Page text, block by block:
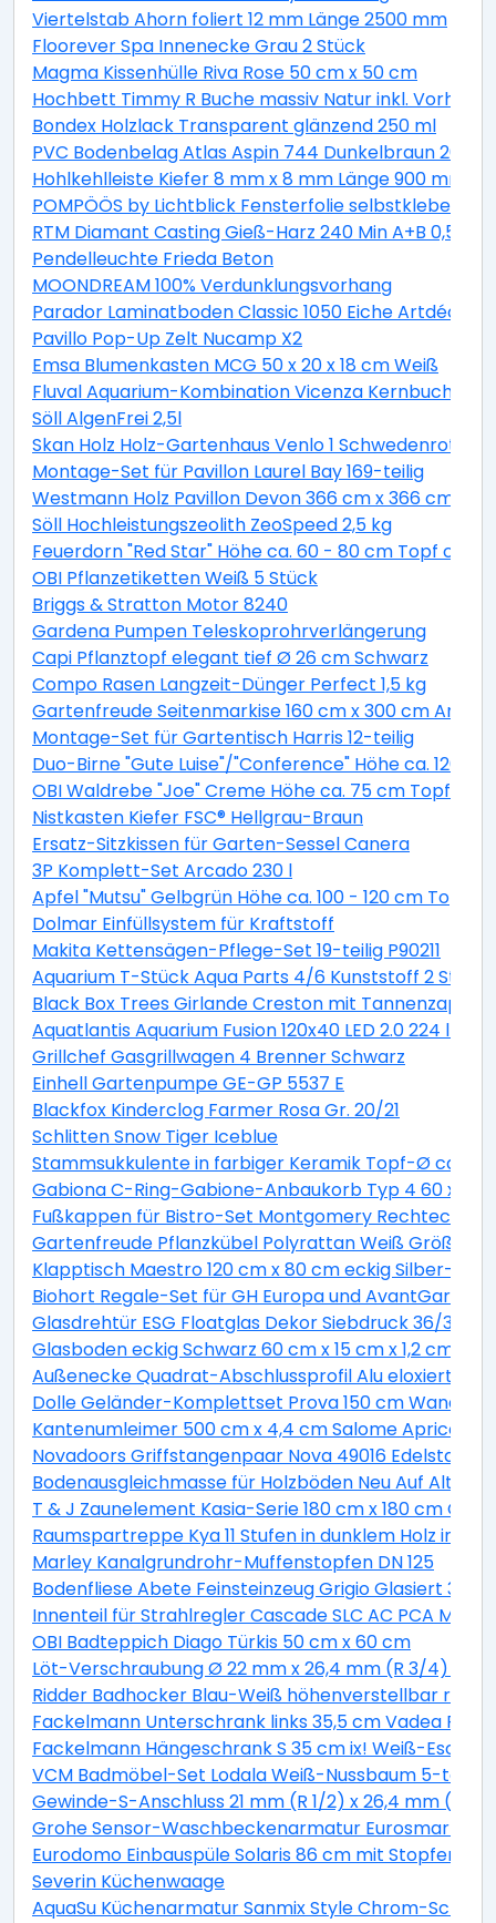
Viertelstab Ahorn foliert 12 mm Länge 2500 mm
Floorever Spa Innenecke Grau 2 Stück
Magma Kissenhülle Riva Rose 50 cm x 50 cm
Hochbett Timmy R Buche massiv Natur inkl.
Bondex Holzlack Transparent glänzend 250 ml
PVC Bodenbelag Atlas Aspin 744 Dunkelbraun 200
Hohlkehlleiste Kiefer 8 mm x 8 mm Länge 900 mm
POMPÖÖS by Lichtblick Fensterfolie selbstklebend
RTM Diamant Casting Gieß-Harz 240 Min A+B 0,5 kg
Pendelleuchte Frieda Beton
MOONDREAM 100% Verdunklungsvorhang
Parador Laminatboden Classic 1050 Eiche Artdéco
Pavillo Pop-Up Zelt Nucamp X2
Emsa Blumenkasten MCG 50 x 20 x 18 cm Weiß
Fluval Aquarium-Kombination Vicenza Kernbuche
Söll AlgenFrei 2,5l
Skan Holz Holz-Gartenhaus Venlo 1 Schwedenrot B x
Montage-Set für Pavillon Laurel Bay 169-teilig
Westmann Holz Pavillon Devon 366 cm x 366 cm
Söll Hochleistungszeolith ZeoSpeed 2,5 kg
Feuerdorn "Red Star" Höhe ca. 60 - 80 cm Topf ca. 2
OBI Pflanzetiketten Weiß 5 Stück
Briggs & Stratton Motor 8240
Gardena Pumpen Teleskoprohrverlängerung
Capi Pflanztopf elegant tief Ø 26 cm Schwarz
Compo Rasen Langzeit-Dünger Perfect 1,5 kg
Gartenfreude Seitenmarkise 160 cm x 300 cm
Montage-Set für Gartentisch Harris 12-teilig
Duo-Birne "Gute Luise"/"Conference" Höhe ca. 120 -
OBI Waldrebe "Joe" Creme Höhe ca. 75 cm Topf ca.
Nistkasten Kiefer FSC® Hellgrau-Braun
Ersatz-Sitzkissen für Garten-Sessel Canera
3P Komplett-Set Arcado 230 l
Apfel "Mutsu" Gelbgrün Höhe ca. 100 - 120 cm Topf
Dolmar Einfüllsystem für Kraftstoff
Makita Kettensägen-Pflege-Set 19-teilig P90211
Aquarium T-Stück Aqua Parts 4/6 Kunststoff 2 Stück
Black Box Trees Girlande Creston mit
Aquatlantis Aquarium Fusion 120x40 LED 2.0 224 l
Grillchef Gasgrillwagen 4 Brenner Schwarz
Einhell Gartenpumpe GE-GP 5537 E
Blackfox Kinderclog Farmer Rosa Gr. 20/21
Schlitten Snow Tiger Iceblue
Stammsukkulente in farbiger Keramik Topf-Ø ca. 13
Gabiona C-Ring-Gabione-Anbaukorb Typ 4 60 x 100
Fußkappen für Bistro-Set Montgomery Rechteckig 2
Gartenfreude Pflanzkübel Polyrattan Weiß Größe XL
Klapptisch Maestro 120 cm x 80 cm eckig Silber-
Biohort Regale-Set für GH Europa und AvantGarde
Glasdrehtür ESG Floatglas Dekor Siebdruck 36/31 DIN
Glasboden eckig Schwarz 60 cm x 15 cm x 1,2 cm
Außenecke Quadrat-Abschlussprofil Alu eloxiert
Dolle Geländer-Komplettset Prova 150 cm
Kantenumleimer 500 cm x 4,4 cm Salome Apricot
Novadoors Griffstangenpaar Nova 49016
Bodenausgleichmasse für Holzböden Neu Auf Alt 20
T & J Zaunelement Kasia-Serie 180 cm x 180 cm
Raumspartreppe Kya 11 Stufen in dunklem Holz inkl.
Marley Kanalgrundrohr-Muffenstopfen DN 125
Bodenfliese Abete Feinsteinzeug Grigio Glasiert 30
Innenteil für Strahlregler Cascade SLC AC PCA M22
OBI Badteppich Diago Türkis 50 cm x 60 cm
Löt-Verschraubung Ø 22 mm x 26,4 mm (R 3/4)
Ridder Badhocker Blau-Weiß höhenverstellbar
Fackelmann Unterschrank links 35,5 cm Vadea
Fackelmann Hängeschrank S 35 cm ix! Weiß-Esche
VCM Badmöbel-Set Lodala Weiß-Nussbaum 5-teilig
Gewinde-S-Anschluss 21 mm (R 1/2) x 26,4 mm (R
Grohe Sensor-Waschbeckenarmatur Eurosmart CE
Eurodomo Einbauspüle Solaris 86 cm mit
Severin Küchenwaage
AquaSu Küchenarmatur Sanmix Style Chrom-